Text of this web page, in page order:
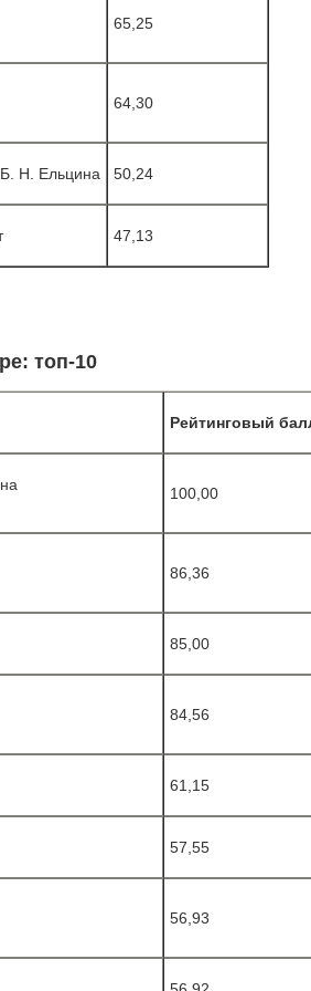
65,25
64,30
Н. Ельцина 50,24
47,13
топ-10
Рейтинговый
100,00
86,36
85,00
84,56
61,15
57,55
56,93